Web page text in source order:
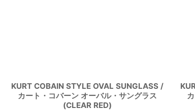
KURT COBAIN STYLE OVAL SUNGLASS /
カート・コバーン オーバル・サングラス
(CLEAR RED)